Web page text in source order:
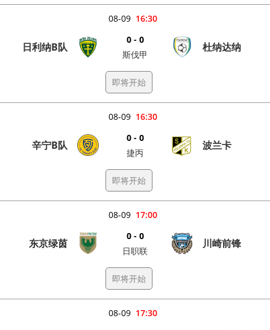
16:30
08-09
日利纳B队
0 - 0
斯伐甲
杜纳达纳
即将开始
16:30
08-09
辛宁B队
0 - 0
捷丙
波兰卡
即将开始
17:00
08-09
东京绿茵
0 - 0
日职联
川崎前锋
即将开始
17:30
08-09